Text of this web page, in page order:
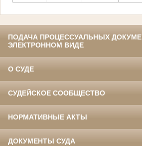
ПОДАЧА ПРОЦЕССУАЛЬНЫХ
ЭЛЕКТРОННОМ ВИДЕ
О СУДЕ
СУДЕЙСКОЕ СООБЩЕСТВО
НОРМАТИВНЫЕ АКТЫ
ДОКУМЕНТЫ СУДА